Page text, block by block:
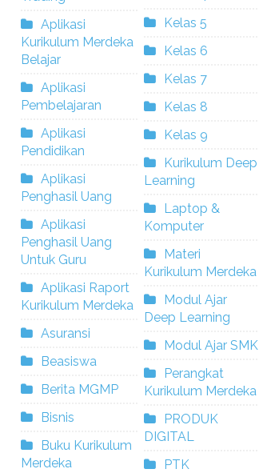
Aplikasi
Kurikulum Merdeka
Belajar
Aplikasi
Pembelajaran
Aplikasi
Pendidikan
Aplikasi
Penghasil Uang
Aplikasi
Penghasil Uang
Untuk Guru
Aplikasi Raport
Kurikulum Merdeka
Asuransi
Beasiswa
Berita MGMP
Bisnis
Buku Kurikulum
Merdeka
Kelas 5
Kelas 6
Kelas 7
Kelas 8
Kelas 9
Kurikulum Deep
Learning
Laptop &
Komputer
Materi
Kurikulum Merdeka
Modul Ajar
Deep Learning
Modul Ajar SMK
Perangkat
Kurikulum Merdeka
PRODUK
DIGITAL
PTK